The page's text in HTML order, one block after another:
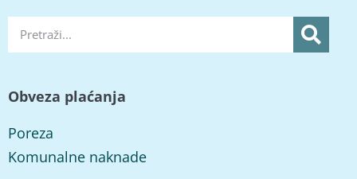
Obveza plaćanja
Poreza
Komunalne naknade